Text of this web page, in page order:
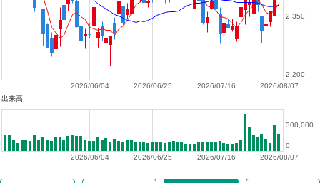
2026/08/07
2026/07/16
2026/06/25
2026/06/04
2,200
2,350
出来高
2026/08/07
2026/07/16
2026/06/25
2026/06/04
0
300,000